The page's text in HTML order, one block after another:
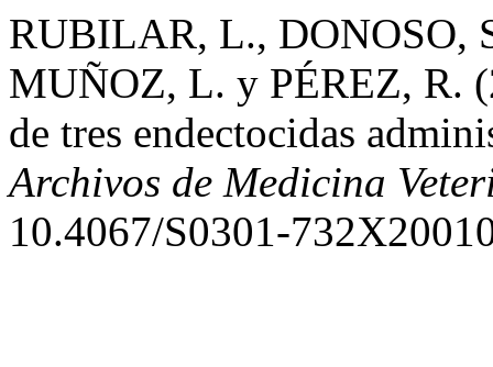
RUBILAR, L., DONOSO,
MUÑOZ, L. y PÉREZ, R.
de tres endectocidas
Archivos de Medicina
10.4067/S0301-